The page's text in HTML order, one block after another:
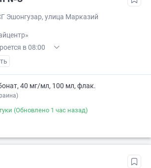
Эшонгузар, улица Марказий
в 08:00
XX
40 мг/мл, 100 мл, флак.
(Обновлено 1 час назад)